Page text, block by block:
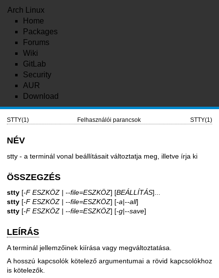
Arch Linux
Home
Packages
Forums
Wiki
GitLab
Security
AUR
Download
STTY(1) Felhasználói parancsok STTY(1)
NÉV
stty - a terminál vonal beállításait változtatja meg, illetve írja ki
ÖSSZEGZÉS
stty [-F ESZKÖZ | --file=ESZKÖZ] [BEÁLLÍTÁS]...
stty [-F ESZKÖZ | --file=ESZKÖZ] [-a|--all]
stty [-F ESZKÖZ | --file=ESZKÖZ] [-g|--save]
LEÍRÁS
A terminál jellemzőinek kiírása vagy megváltoztatása.
A hosszú kapcsolók kötelező argumentumai a rövid kapcsolókhoz
is kötelezők.